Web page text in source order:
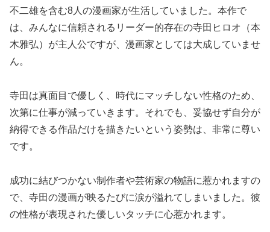
不二雄を含む8人の漫画家が生活していました。本作で
は、みんなに信頼されるリーダー的存在の寺田ヒロオ（本
木雅弘）が主人公ですが、漫画家としては大成していませ
ん。
寺田は真面目で優しく、時代にマッチしない性格のため、
次第に仕事が減っていきます。それでも、妥協せず自分が
納得できる作品だけを描きたいという姿勢は、非常に尊い
です。
成功に結びつかない制作者や芸術家の物語に惹かれますの
で、寺田の漫画が映るたびに涙が溢れてしまいました。彼
の性格が表現された優しいタッチに心惹かれます。